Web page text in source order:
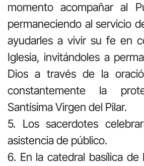
momento acompañar al
permaneciendo al servicio
ayudarles a vivir su fe en
Iglesia, invitándoles a
Dios a través de la
constantemente la
Santísima Virgen del Pilar.
5. Los sacerdotes
asistencia de público.
6. En la catedral basílica de